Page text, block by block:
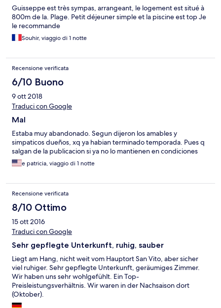
Guisseppe est très sympas, arrangeant, le logement est situé à
800m de la. Plage. Petit déjeuner simple et la piscine est top Je
le recommande
Souhir, viaggio di 1 notte
Recensione verificata
6/10 Buono
9 ott 2018
Traduci con Google
Mal
Estaba muy abandonado. Segun dijeron los amables y
simpaticos dueños, xq ya habian terminado temporada. Pues q
salgan de la publicacion si ya no lo mantienen en condiciones
e patricia, viaggio di 1 notte
Recensione verificata
8/10 Ottimo
15 ott 2016
Traduci con Google
Sehr gepflegte Unterkunft, ruhig, sauber
Liegt am Hang, nicht weit vom Hauptort San Vito, aber sicher
viel ruhiger. Sehr gepflegte Unterkunft, geräumiges Zimmer.
Wir haben uns sehr wohlgefühlt. Ein Top-
Preisleistungsverhältnis. Wir waren in der Nachsaison dort
(Oktober).